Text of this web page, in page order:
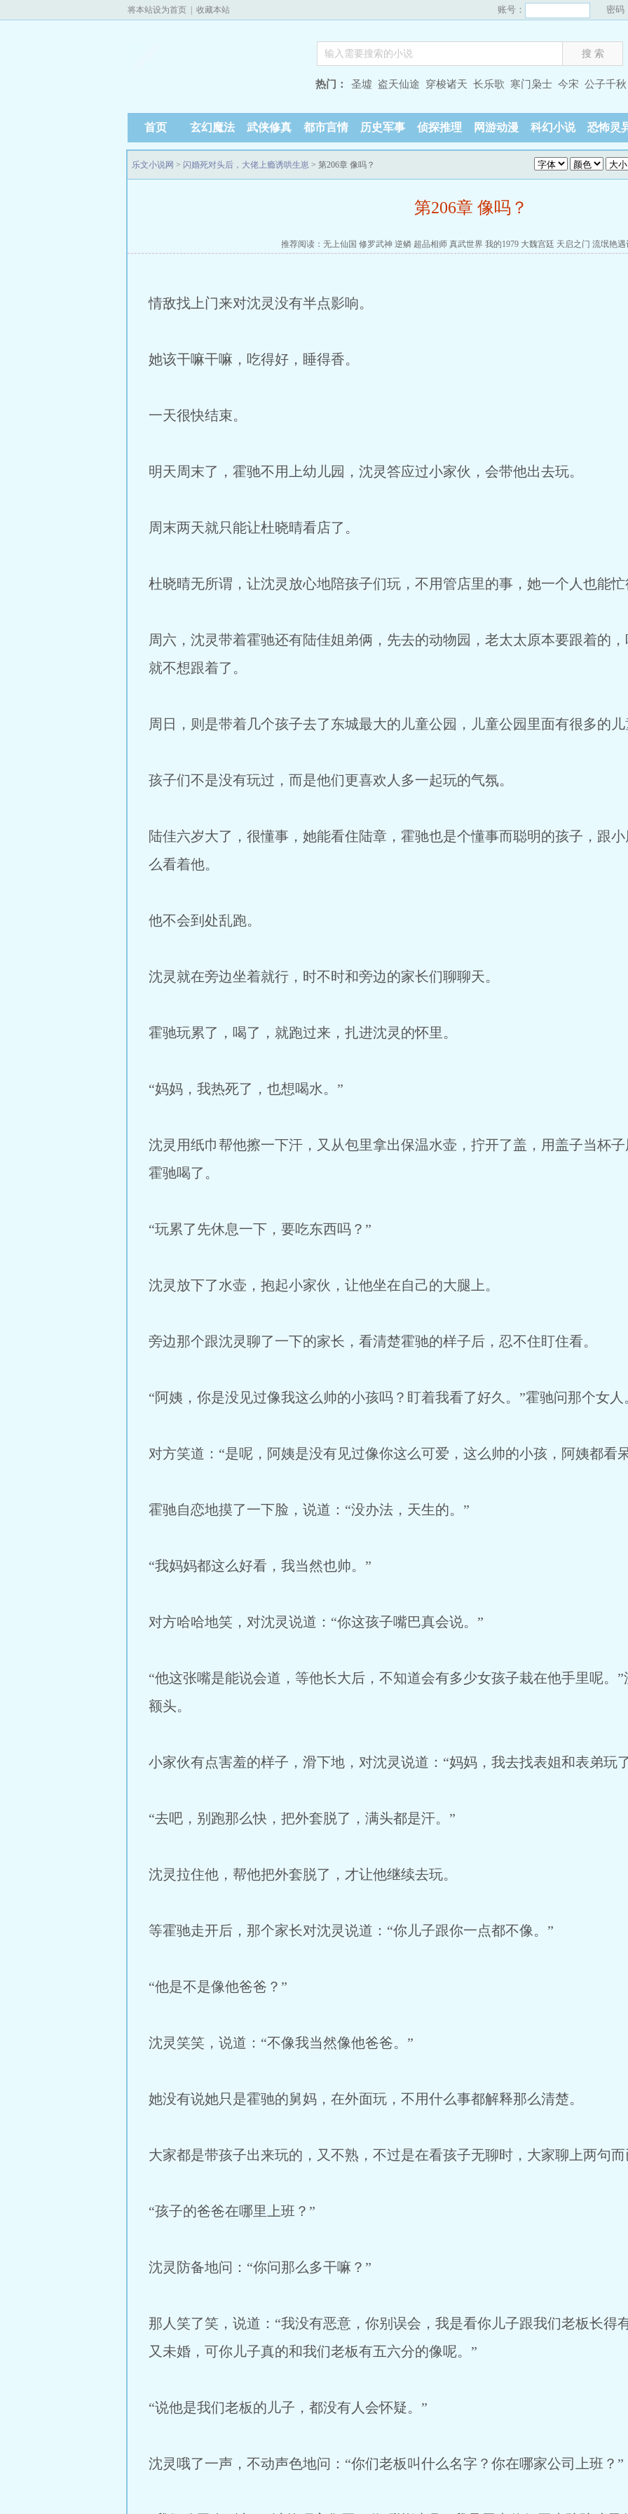
将本站设为首页 收藏本站 账号： 密码
热门： 圣墟 盗天仙途 穿梭诸天 长乐歌 寒门枭士 今宋 公子千秋
首页 玄幻魔法 武侠修真 都市言情 历史军事 侦探推理 网游动漫 科幻小说 恐怖灵
乐文小说网 > 闪婚死对头后，大佬上瘾诱哄生崽 > 第206章 像吗？
第206章 像吗？
推荐阅读： 无上仙国 修罗武神 逆鳞 超品相师 真武世界 我的1979 大魏宫廷 天启之门 流氓艳遇
情敌找上门来对沈灵没有半点影响。
她该干嘛干嘛，吃得好，睡得香。
一天很快结束。
明天周末了，霍驰不用上幼儿园，沈灵答应过小家伙，会带他出去玩。
周末两天就只能让杜晓晴看店了。
杜晓晴无所谓，让沈灵放心地陪孩子们玩，不用管店里的事，她一个人也能
周六，沈灵带着霍驰还有陆佳姐弟俩，先去的动物园，老太太原本要跟着的
就不想跟着了。
周日，则是带着几个孩子去了东城最大的儿童公园，儿童公园里面有很多的
孩子们不是没有玩过，而是他们更喜欢人多一起玩的气氛。
陆佳六岁大了，很懂事，她能看住陆章，霍驰也是个懂事而聪明的孩子，跟
么看着他。
他不会到处乱跑。
沈灵就在旁边坐着就行，时不时和旁边的家长们聊聊天。
霍驰玩累了，喝了，就跑过来，扎进沈灵的怀里。
“妈妈，我热死了，也想喝水。”
沈灵用纸巾帮他擦一下汗，又从包里拿出保温水壶，拧开了盖，用盖子当杯
霍驰喝了。
“玩累了先休息一下，要吃东西吗？”
沈灵放下了水壶，抱起小家伙，让他坐在自己的大腿上。
旁边那个跟沈灵聊了一下的家长，看清楚霍驰的样子后，忍不住盯住看。
“阿姨，你是没见过像我这么帅的小孩吗？盯着我看了好久。”霍驰问那个女人
对方笑道：“是呢，阿姨是没有见过像你这么可爱，这么帅的小孩，阿姨都看
霍驰自恋地摸了一下脸，说道：“没办法，天生的。”
“我妈妈都这么好看，我当然也帅。”
对方哈哈地笑，对沈灵说道：“你这孩子嘴巴真会说。”
“他这张嘴是能说会道，等他长大后，不知道会有多少女孩子栽在他手里呢。
额头。
小家伙有点害羞的样子，滑下地，对沈灵说道：“妈妈，我去找表姐和表弟玩
“去吧，别跑那么快，把外套脱了，满头都是汗。”
沈灵拉住他，帮他把外套脱了，才让他继续去玩。
等霍驰走开后，那个家长对沈灵说道：“你儿子跟你一点都不像。”
“他是不是像他爸爸？”
沈灵笑笑，说道：“不像我当然像他爸爸。”
她没有说她只是霍驰的舅妈，在外面玩，不用什么事都解释那么清楚。
大家都是带孩子出来玩的，又不熟，不过是在看孩子无聊时，大家聊上两句
“孩子的爸爸在哪里上班？”
沈灵防备地问：“你问那么多干嘛？”
那人笑了笑，说道：“我没有恶意，你别误会，我是看你儿子跟我们老板长得
又未婚，可你儿子真的和我们老板有五六分的像呢。”
“说他是我们老板的儿子，都没有人会怀疑。”
沈灵哦了一声，不动声色地问：“你们老板叫什么名字？你在哪家公司上班？”